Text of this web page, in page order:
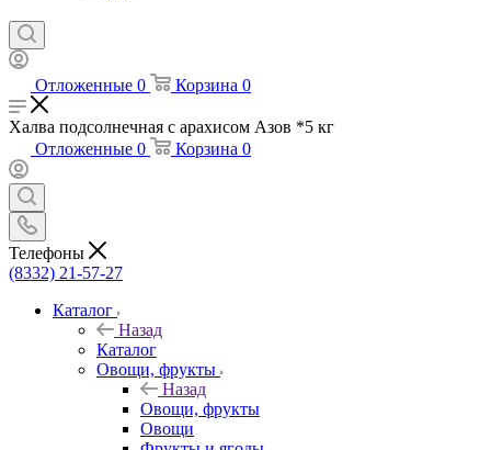
Отложенные 0 Корзина 0
Халва подсолнечная с арахисом Азов *5 кг
Отложенные 0 Корзина 0
Телефоны
(8332) 21-57-27
Каталог
Назад
Каталог
Овощи, фрукты
Назад
Овощи, фрукты
Овощи